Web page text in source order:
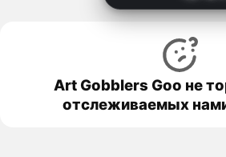
Art Gobblers Goo не
отслеживаемых